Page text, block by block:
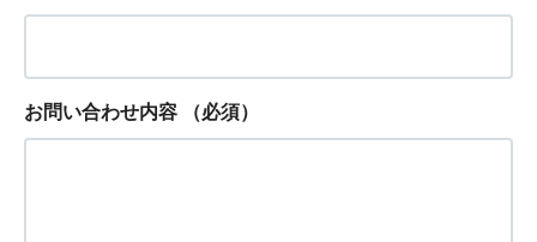
お問い合わせ内容 （必須）